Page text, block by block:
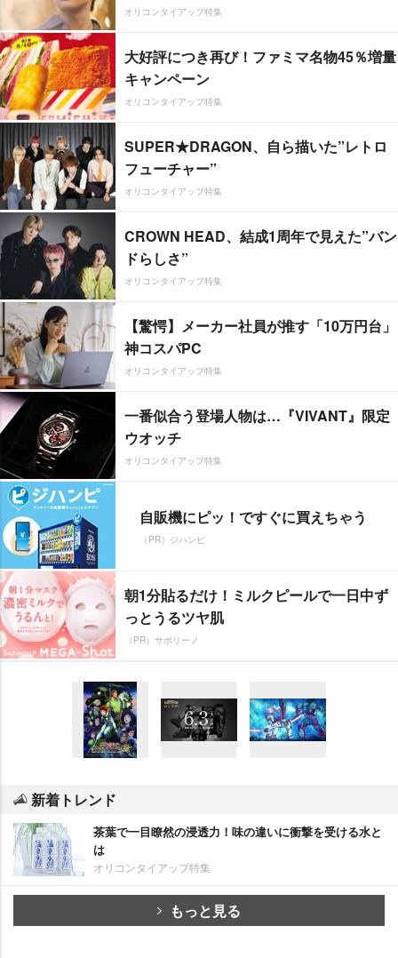
オリコンタイアップ特集
大好評につき再び！ファミマ名物45％増量
キャンペーン
オリコンタイアップ特集
SUPER★DRAGON、自ら描いた”レトロ
フューチャー”
オリコンタイアップ特集
CROWN HEAD、結成1周年で見えた”バン
ドらしさ”
オリコンタイアップ特集
【驚愕】メーカー社員が推す「10万円台」
神コスパPC
オリコンタイアップ特集
一番似合う登場人物は…『VIVANT』限定
ウオッチ
オリコンタイアップ特集
自販機にピッ！ですぐに買えちゃう
（PR）ジハンピ
朝1分貼るだけ！ミルクピールで一日中ず
っとうるツヤ肌
（PR）サボリーノ
新着トレンド
茶葉で一目瞭然の浸透力！味の違いに衝撃を受ける水と
は
オリコンタイアップ特集
もっと見る